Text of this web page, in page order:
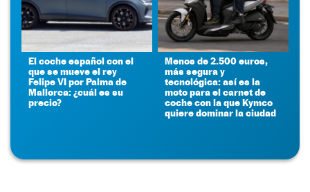
El coche español con el
que se mueve el rey
Felipe VI por Palma de
Mallorca: ¿cuál es su
precio?
Menos de 2.500 euros,
más segura y
tecnológica: así es la
moto para el carnet de
coche con la que Kymco
quiere dominar la ciudad